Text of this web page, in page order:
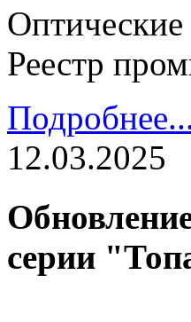
Реестр
12.03.2025
серии